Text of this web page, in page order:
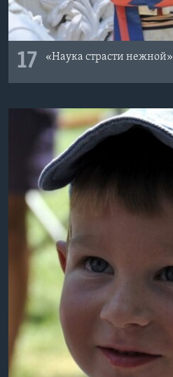
17 «Наука страсти нежной»